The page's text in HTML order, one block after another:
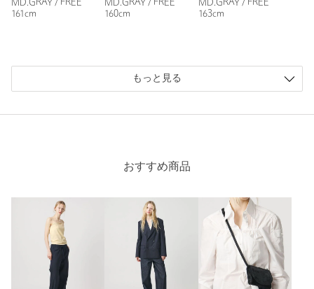
購入サイズ：FREE
｜
購入カラー：NATURAL
スタッフさんが着用されてて一目惚れで購入しました！日焼け
が嫌なので、こういう薄手の長袖を探していました。冷房対策
女性
40代後半
160cm
普段の着用サイズ：
MD.GRAY / FREE
161cm
MD.GRAY / FREE
160cm
MD.GRAY / FREE
163cm
もっと見る
おすすめ商品